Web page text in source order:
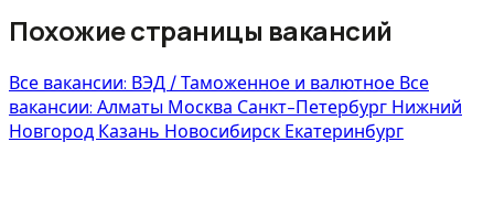
Похожие страницы вакансий
Все вакансии: ВЭД / Таможенное и валютное Все
вакансии: Алматы Москва Санкт-Петербург Нижний
Новгород Казань Новосибирск Екатеринбург